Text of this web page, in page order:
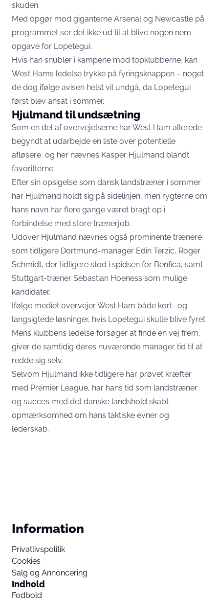
skuden.
Med opgør mod giganterne Arsenal og Newcastle på
programmet ser det ikke ud til at blive nogen nem
opgave for Lopetegui.
Hvis han snubler i kampene mod topklubberne, kan
West Hams ledelse trykke på fyringsknappen – noget
de dog ifølge avisen helst vil undgå, da Lopetegui
først blev ansat i sommer.
Hjulmand til undsætning
Som en del af overvejelserne har West Ham allerede
begyndt at udarbejde en liste over potentielle
afløsere, og her nævnes Kasper Hjulmand blandt
favoritterne.
Efter sin opsigelse som dansk landstræner i sommer
har Hjulmand holdt sig på sidelinjen, men rygterne om
hans navn har flere gange været bragt op i
forbindelse med store trænerjob.
Udover Hjulmand nævnes også prominente trænere
som tidligere Dortmund-manager Edin Terzic, Roger
Schmidt, der tidligere stod i spidsen for Benfica, samt
Stuttgart-træner Sebastian Hoeness som mulige
kandidater.
Ifølge mediet overvejer West Ham både kort- og
langsigtede løsninger, hvis Lopetegui skulle blive fyret.
Mens klubbens ledelse forsøger at finde en vej frem,
giver de samtidig deres nuværende manager tid til at
redde sig selv.
Selvom Hjulmand ikke tidligere har prøvet kræfter
med Premier League, har hans tid som landstræner
og succes med det danske landshold skabt
opmærksomhed om hans taktiske evner og
lederskab.
Information
Privatlivspolitik
Cookies
Salg og Annoncering
Indhold
Fodbold